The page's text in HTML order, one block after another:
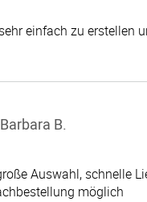
einfach zu erstellen
Barbara B.
Auswahl, schnelle
möglich